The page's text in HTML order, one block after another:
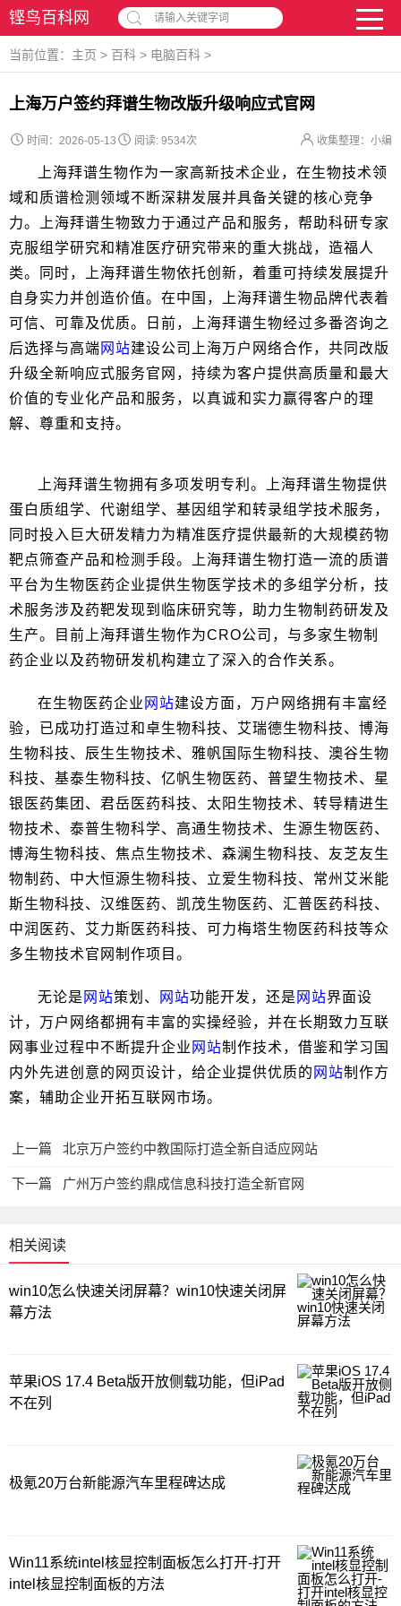
铿鸟百科网 请输入关键字词
当前位置： 主页 > 百科 > 电脑百科 >
上海万户签约拜谱生物改版升级响应式官网
时间：2026-05-13 收集整理：小编
阅读: 9534次
上海拜谱生物作为一家高新技术企业，在生物技术领
域和质谱检测领域不断深耕发展并具备关键的核心竞争
力。上海拜谱生物致力于通过产品和服务，帮助科研专家
克服组学研究和精准医疗研究带来的重大挑战，造福人
类。同时，上海拜谱生物依托创新，着重可持续发展提升
自身实力并创造价值。在中国，上海拜谱生物品牌代表着
可信、可靠及优质。日前，上海拜谱生物经过多番咨询之
后选择与高端 网站建设公司上海万户网络合作，共同改版
升级全新响应式服务官网，持续为客户提供高质量和最大
价值的专业化产品和服务，以真诚和实力赢得客户的理
解、尊重和支持。
上海拜谱生物拥有多项发明专利。上海拜谱生物提供
蛋白质组学、代谢组学、基因组学和转录组学技术服务，
同时投入巨大研发精力为精准医疗提供最新的大规模药物
靶点筛查产品和检测手段。上海拜谱生物打造一流的质谱
平台为生物医药企业提供生物医学技术的多组学分析，技
术服务涉及药靶发现到临床研究等，助力生物制药研发及
生产。目前上海拜谱生物作为CRO公司，与多家生物制
药企业以及药物研发机构建立了深入的合作关系。
在生物医药企业 网站建设方面，万户网络拥有丰富经
验，已成功打造过和卓生物科技、艾瑞德生物科技、博海
生物科技、辰生生物技术、雅帆国际生物科技、澳谷生物
科技、基泰生物科技、亿帆生物医药、普望生物技术、星
银医药集团、君岳医药科技、太阳生物技术、转导精进生
物技术、泰普生物科学、高通生物技术、生源生物医药、
博海生物科技、焦点生物技术、森澜生物科技、友芝友生
物制药、中大恒源生物科技、立爱生物科技、常州艾米能
斯生物科技、汉维医药、凯茂生物医药、汇普医药科技、
中润医药、艾力斯医药科技、可力梅塔生物医药科技等众
多生物技术官网制作项目。
无论是 网站策划、 网站功能开发，还是 网站界面设
计，万户网络都拥有丰富的实操经验，并在长期致力互联
网事业过程中不断提升企业 网站制作技术，借鉴和学习国
内外先进创意的网页设计，给企业提供优质的 网站制作方
案，辅助企业开拓互联网市场。
上一篇 北京万户签约中教国际打造全新自适应网站
下一篇 广州万户签约鼎成信息科技打造全新官网
相关阅读
win10怎么快速关闭屏幕？win10快速关闭屏
幕方法
苹果iOS 17.4 Beta版开放侧载功能，但iPad
不在列
极氪20万台新能源汽车里程碑达成
Win11系统intel核显控制面板怎么打开-打开
intel核显控制面板的方法